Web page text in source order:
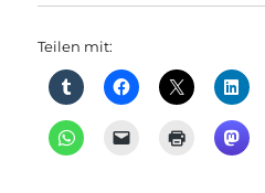
Teilen mit: